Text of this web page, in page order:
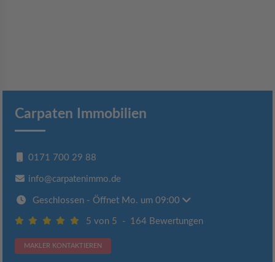
Carpaten Immobilien
0171 700 29 88
info@carpatenimmo.de
Geschlossen - Öffnet Mo. um 09:00
5 von 5 - 164 Bewertungen
MAKLER KONTAKTIEREN